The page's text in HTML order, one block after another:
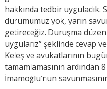
hakkında tedbir uyguladık.
durumumuz yok, yarın
getireceğiz. Duruşma
uygularız” şeklinde cevap
Keleş ve avukatlarının
tamamlamasının ardından
İmamoğlu’nun